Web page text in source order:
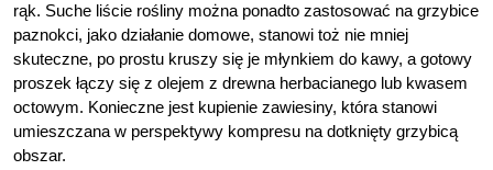
rąk. Suche liście rośliny można ponadto zastosować na grzybice
paznokci, jako działanie domowe, stanowi toż nie mniej
skuteczne, po prostu kruszy się je młynkiem do kawy, a gotowy
proszek łączy się z olejem z drewna herbacianego lub kwasem
octowym. Konieczne jest kupienie zawiesiny, która stanowi
umieszczana w perspektywy kompresu na dotknięty grzybicą
obszar.